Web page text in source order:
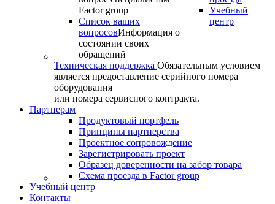
Factor group
Список ваших
вопросовИнформация о
состоянии своих
обращений
Учебный
центр
Техническая поддержка Обязательным условием
является предоставление серийного номера
оборудования
или номера сервисного контракта.
Партнерам
Продуктовый портфель
Принципы партнерства
Проектное сопровождение
Зарегистрировать проект
Образец доверенности на забор товара
Схема проезда в Factor group
Учебный центр
Контакты